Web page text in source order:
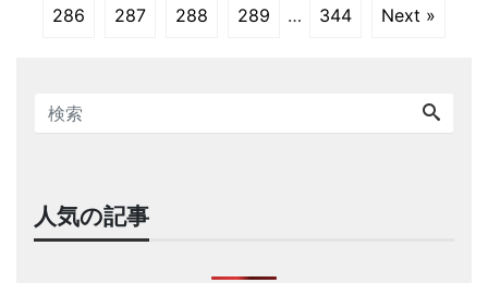
286 287 288 289 … 344 Next »
人気の記事